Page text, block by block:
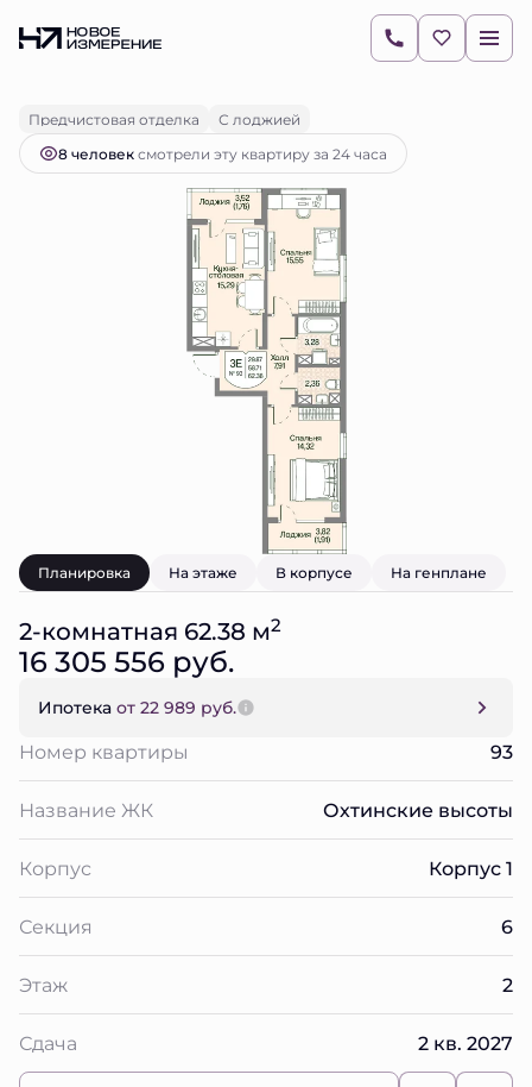
2-комнатная 16 305 556 руб.
Ипотекаот 22 989 руб.
Предчистовая отделка
С лоджией
8 человексмотрели эту квартиру за 24 часа
Планировка На этаже В корпусе На генплане
2-комнатная 62.38 м2
16 305 556 руб.
Ипотека от 22 989 руб.
Номер квартиры 93
Название ЖК Охтинские высоты
Корпус Корпус 1
Секция 6
Этаж 2
Сдача 2 кв. 2027